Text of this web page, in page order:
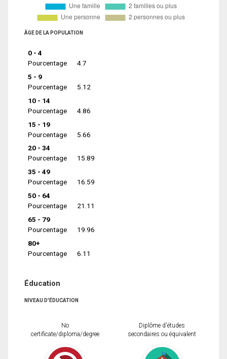
ÂGE DE LA POPULATION
0 - 4
Pourcentage
4.7
5 - 9
Pourcentage
5.12
10 - 14
Pourcentage
4.86
15 - 19
Pourcentage
5.66
20 - 34
Pourcentage
15.89
35 - 49
Pourcentage
16.59
50 - 64
Pourcentage
21.11
65 - 79
Pourcentage
19.96
80+
Pourcentage
6.11
Éducation
NIVEAU D'ÉDUCATION
No
certificate/diploma/degree
Diplôme d'études
secondaires ou équivalent